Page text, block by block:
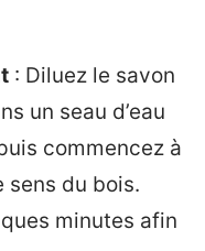
: Diluez le savon
un seau d’eau
commencez à
sens du bois.
minutes afin